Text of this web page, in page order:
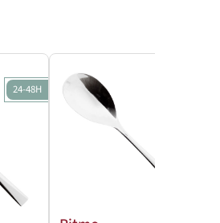
24-48H